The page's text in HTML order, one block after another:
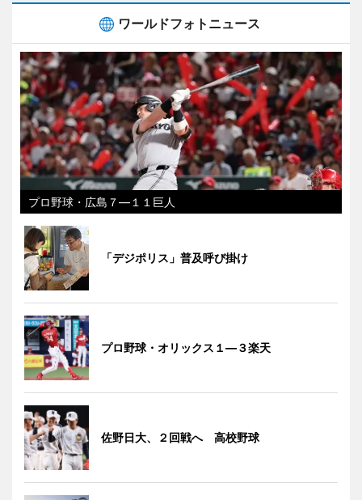
ワールドフォトニュース
プロ野球・広島７―１１巨人
「デジポリス」普及呼び掛け
プロ野球・オリックス１―３楽天
佐野日大、２回戦へ 高校野球